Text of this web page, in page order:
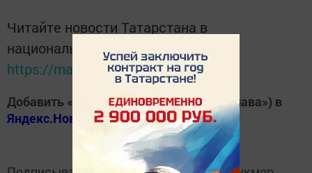
Читайте новости Татарстана в
национальном мессенджере MАХ:
https://max.ru/tatmedia
Добавить «Хезмэт даны» («Трудовая слава») в
Яндекс.Новости